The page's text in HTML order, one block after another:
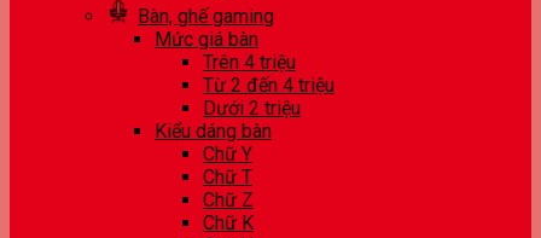
Bàn, ghế gaming
Mức giá bàn
Trên 4 triệu
Từ 2 đến 4 triệu
Dưới 2 triệu
Kiểu dáng bàn
Chữ Y
Chữ T
Chữ Z
Chữ K